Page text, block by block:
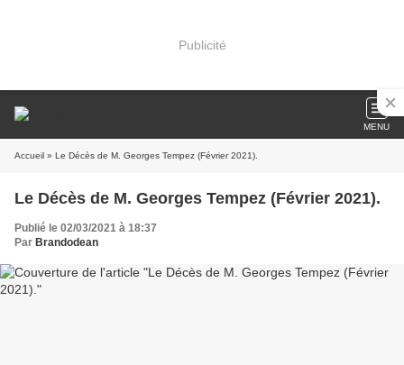
Publicité
MENU
Accueil » Le Décès de M. Georges Tempez (Février 2021).
Le Décès de M. Georges Tempez (Février 2021).
Publié le 02/03/2021 à 18:37
Par Brandodean